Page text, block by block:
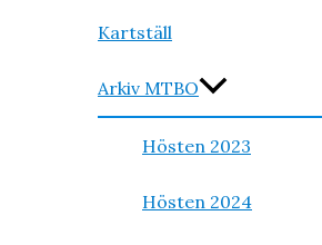
Kartställ
Arkiv MTBO
Hösten 2023
Hösten 2024